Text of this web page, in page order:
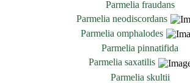
Parmelia fraudans
Parmelia neodiscordans
Parmelia omphalodes
Parmelia pinnatifida
Parmelia saxatilis
Parmelia skultii